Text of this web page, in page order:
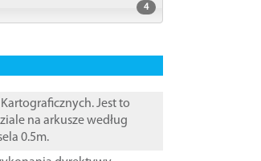
4
Jest to
na arkusze według
0.5m.